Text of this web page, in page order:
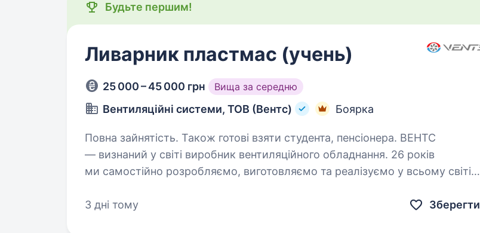
Будьте першим!
Ливарник пластмас (учень)
25 000 – 45 000 грн Вища за середню
Вентиляційні системи, ТОВ (Вентс) Боярка
Повна зайнятість. Також готові взяти студента, пенсіонера. ВЕНТС
— визнаний у світі виробник вентиляційного обладнання. 26 років
ми самостійно розробляємо, виготовляємо та реалізуємо у всьому світі
повітрям…
3 дні тому Зберегти